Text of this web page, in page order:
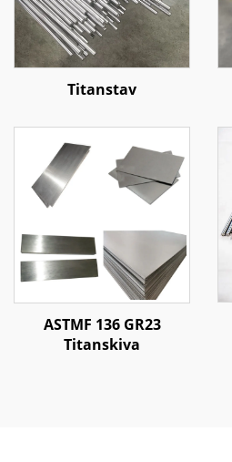
Titanstav
ASTMF 136 GR23
Titanskiva